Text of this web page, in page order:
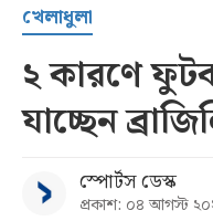
খেলাধুলা
২ কারণে
যাচ্ছেন
স্পোর্টস ডেস্ক
প্রকাশ: ০৪ আগস্ট